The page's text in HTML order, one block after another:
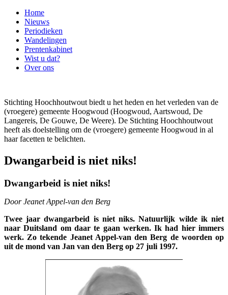
Home
Nieuws
Periodieken
Wandelingen
Prentenkabinet
Wist u dat?
Over ons
Stichting Hoochhoutwout biedt u het heden en het verleden van de
(vroegere) gemeente Hoogwoud (Hoogwoud, Aartswoud, De
Langereis, De Gouwe, De Weere). De Stichting Hoochhoutwout
heeft als doelstelling om de (vroegere) gemeente Hoogwoud in al
haar facetten te belichten.
Dwangarbeid is niet niks!
Dwangarbeid is niet niks!
Door Jeanet Appel-van den Berg
Twee jaar dwangarbeid is niet niks. Natuurlijk wilde ik niet
naar Duitsland om daar te gaan werken. Ik had hier immers
werk. Zo tekende Jeanet Appel-van den Berg de woorden op
uit de mond van Jan van den Berg op 27 juli 1997.